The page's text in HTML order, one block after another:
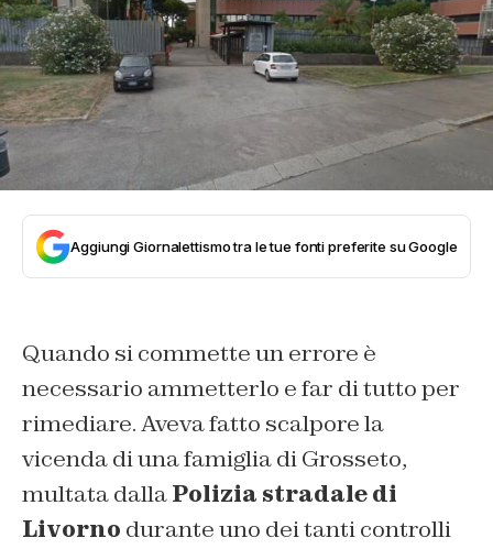
Aggiungi Giornalettismo tra le tue fonti preferite su Google
Quando si commette un errore è
necessario ammetterlo e far di tutto per
rimediare. Aveva fatto scalpore la
vicenda di una famiglia di Grosseto,
multata dallaPolizia stradale di
Livorno durante uno dei tanti controlli